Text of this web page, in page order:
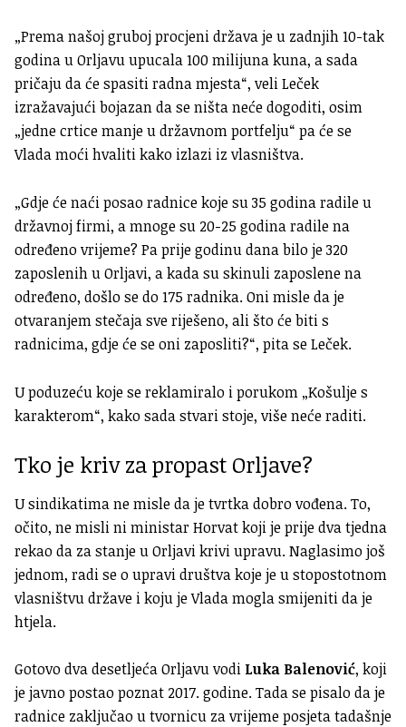
„Prema našoj gruboj procjeni država je u zadnjih 10-tak
godina u Orljavu upucala 100 milijuna kuna, a sada
pričaju da će spasiti radna mjesta“, veli Leček
izražavajući bojazan da se ništa neće dogoditi, osim
„jedne crtice manje u državnom portfelju“ pa će se
Vlada moći hvaliti kako izlazi iz vlasništva.
„Gdje će naći posao radnice koje su 35 godina radile u
državnoj firmi, a mnoge su 20-25 godina radile na
određeno vrijeme? Pa prije godinu dana bilo je 320
zaposlenih u Orljavi, a kada su skinuli zaposlene na
određeno, došlo se do 175 radnika. Oni misle da je
otvaranjem stečaja sve riješeno, ali što će biti s
radnicima, gdje će se oni zaposliti?“, pita se Leček.
U poduzeću koje se reklamiralo i porukom „Košulje s
karakterom“, kako sada stvari stoje, više neće raditi.
Tko je kriv za propast Orljave?
U sindikatima ne misle da je tvrtka dobro vođena. To,
očito, ne misli ni ministar Horvat koji je prije dva tjedna
rekao da za stanje u Orljavi krivi upravu. Naglasimo još
jednom, radi se o upravi društva koje je u stopostotnom
vlasništvu države i koju je Vlada mogla smijeniti da je
htjela.
Gotovo dva desetljeća Orljavu vodi Luka Balenović, koji
je javno postao poznat 2017. godine. Tada se pisalo da je
radnice zaključao u tvornicu za vrijeme posjeta tadašnje